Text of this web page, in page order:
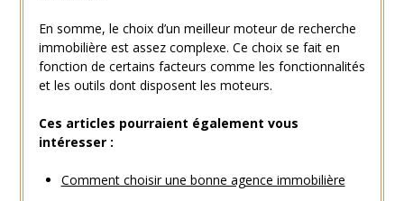
En somme, le choix d’un meilleur moteur de recherche
immobilière est assez complexe. Ce choix se fait en
fonction de certains facteurs comme les fonctionnalités
et les outils dont disposent les moteurs.
Ces articles pourraient également vous
intéresser :
Comment choisir une bonne agence immobilière